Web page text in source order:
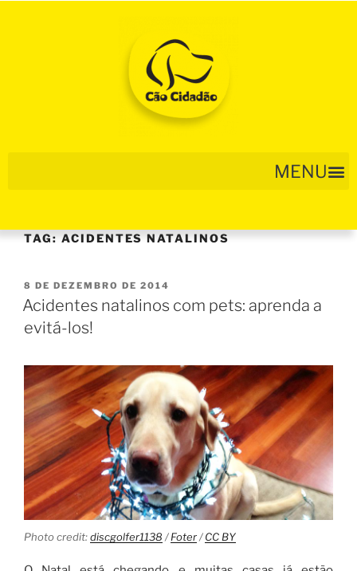
TAG:ACIDENTES NATALINOS
8 DE DEZEMBRO DE 2014
Acidentes natalinos com pets: aprenda a
evitá-los!
Photo credit:discgolfer1138 /Foter/CC BY